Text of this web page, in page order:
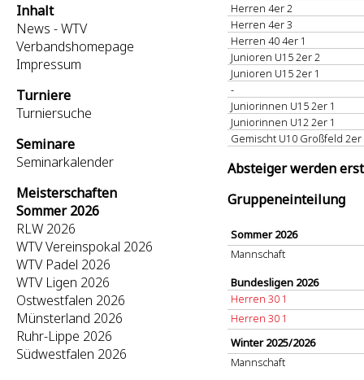
Inhalt
News - WTV
Verbandshomepage
Impressum
Turniere
Turniersuche
Seminare
Seminarkalender
Meisterschaften
Sommer 2026
RLW 2026
WTV Vereinspokal 2026
WTV Padel 2026
WTV Ligen 2026
Ostwestfalen 2026
Münsterland 2026
Ruhr-Lippe 2026
Südwestfalen 2026
Herren 4er 2
Herren 4er 3
Herren 40 4er 1
Junioren U15 2er 2
Junioren U15 2er 1
-
Juniorinnen U15 2er 1
Juniorinnen U12 2er 1
Gemischt U10 Großfeld 2er
Absteiger werden
Gruppeneinteilung
Sommer 2026
Mannschaft
Bundesligen 2026
Herren 30 1
Herren 30 1
Winter 2025/2026
Mannschaft